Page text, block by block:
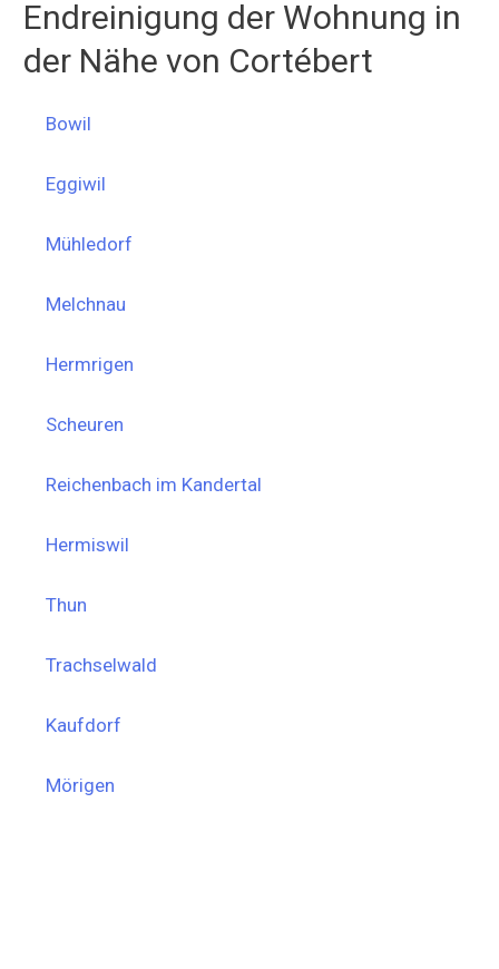
Endreinigung der Wohnung in
der Nähe von Cortébert
Bowil
Eggiwil
Mühledorf
Melchnau
Hermrigen
Scheuren
Reichenbach im Kandertal
Hermiswil
Thun
Trachselwald
Kaufdorf
Mörigen